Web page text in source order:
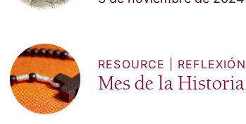
RESOURCE REFLEXIÓN
Mes de la